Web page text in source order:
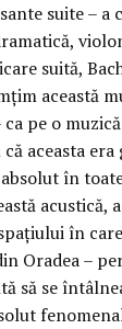
suite – a
suită,
această
pe o
aceasta
în
acustică,
în
Oradea –
să se